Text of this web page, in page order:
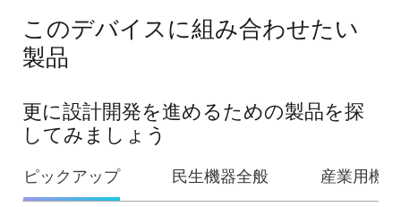
このデバイスに組み合わせたい
製品
更に設計開発を進めるための製品を探
してみましょう
ピックアップ 民生機器全般 産業用機器